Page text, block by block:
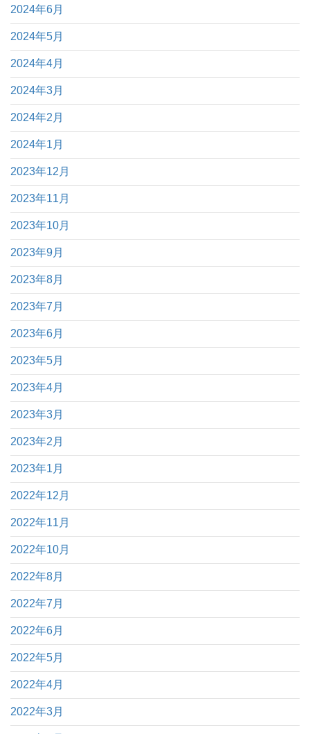
2024年6月
2024年5月
2024年4月
2024年3月
2024年2月
2024年1月
2023年12月
2023年11月
2023年10月
2023年9月
2023年8月
2023年7月
2023年6月
2023年5月
2023年4月
2023年3月
2023年2月
2023年1月
2022年12月
2022年11月
2022年10月
2022年8月
2022年7月
2022年6月
2022年5月
2022年4月
2022年3月